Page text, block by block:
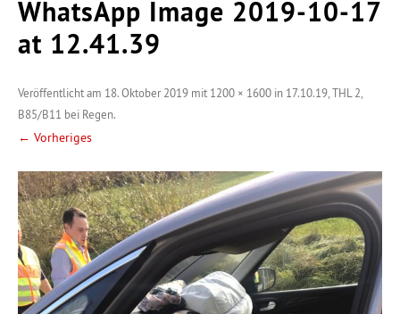
WhatsApp Image 2019-10-17
at 12.41.39
Veröffentlicht am 18. Oktober 2019 mit 1200 × 1600 in 17.10.19, THL 2,
B85/B11 bei Regen.
← Vorheriges